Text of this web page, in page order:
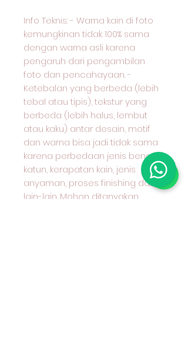
Info Teknis: - Warna kain di foto
kemungkinan tidak 100% sama
dengan warna asli karena
pengaruh dari pengambilan
foto dan pencahayaan. -
Ketebalan yang berbeda (lebih
tebal atau tipis), tekstur yang
berbeda (lebih halus, lembut
atau kaku) antar desain, motif
dan warna bisa jadi tidak sama
karena perbedaan jenis benang
katun, kerapatan kain, jenis
anyaman, proses finishing dan
lain-lain. Mohon ditanyakan